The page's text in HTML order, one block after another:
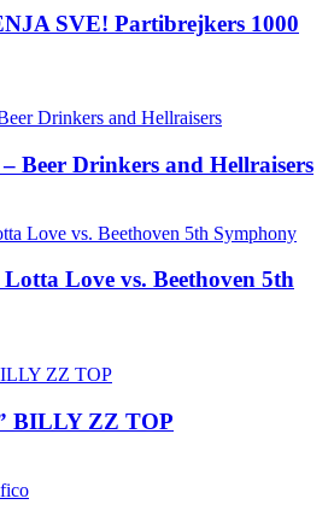
SVE! Partibrejkers 1000
Beer Drinkers and Hellraisers
Love vs. Beethoven 5th
BILLY ZZ TOP